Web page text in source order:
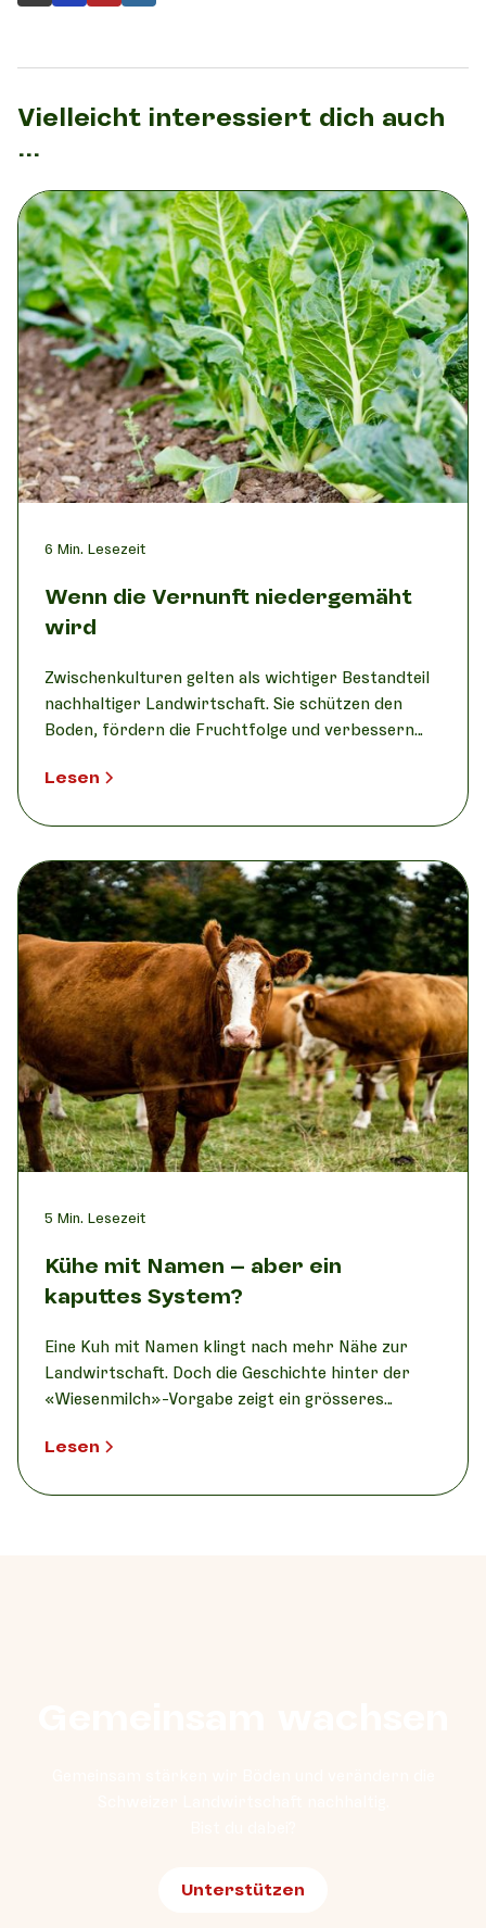
Vielleicht interessiert dich auch
...
6 Min. Lesezeit
Wenn die Vernunft niedergemäht
wird
Zwischenkulturen gelten als wichtiger Bestandteil
nachhaltiger Landwirtschaft. Sie schützen den
Boden, fördern die Fruchtfolge und verbessern
aus dem Zuckerrübenanbau zeigt, wie selbst
Punktesysteme wichtiger werden als Erfahrung,
Wetter und gesunder Menschenverstand.
Lesen
5 Min. Lesezeit
Kühe mit Namen – aber ein
kaputtes System?
Eine Kuh mit Namen klingt nach mehr Nähe zur
Landwirtschaft. Doch die Geschichte hinter der
«Wiesenmilch»-Vorgabe zeigt ein grösseres
schaffen Bürokratie statt echter Wirkung. Warum
Lesen
Unterstützen